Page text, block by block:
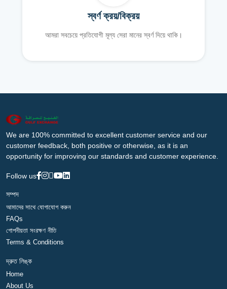
স্বর্ণ ক্রয়/বিক্রয়
আমরা সবচেয়ে প্রতিযোগী মূল্য সেরা মানের স্বর্ণ দিয়ে থাকি।
We are 100% committed to excellent customer service and our
customer feedback, both positive or otherwise, as it is an
opportunity for improving our standards and customer experience.
Follow us
সম্পদ
আমাদের সাথে যোগাযোগ করুন
FAQs
গোপনীয়তা সংরক্ষণ নীতি
Terms & Conditions
দ্রুত লিঙ্ক
Home
About Us